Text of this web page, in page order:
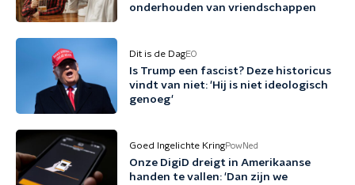
onderhouden van vriendschappen
Dit is de DagEO
Is Trump een fascist? Deze historicus
vindt van niet: 'Hij is niet ideologisch
genoeg'
Goed Ingelichte KringPowNed
Onze DigiD dreigt in Amerikaanse
handen te vallen: 'Dan zijn we